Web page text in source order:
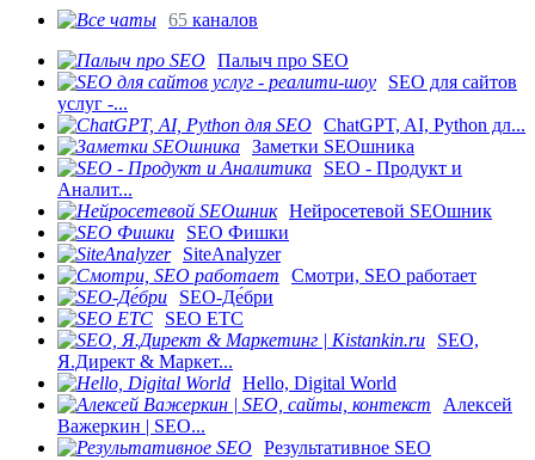
65 каналов
Палыч про SEO
SEO для сайтов
услуг -...
ChatGPT, AI, Python дл...
Заметки SEOшника
SEO - Продукт и
Аналит...
Нейросетевой SEOшник
SEO Фишки
SiteAnalyzer
Смотри, SEO работает
SEO-Де́бри
SEO ETC
SEO,
Я.Директ & Маркет...
Hello, Digital World
Алексей
Важеркин | SEO...
Результативное SEO